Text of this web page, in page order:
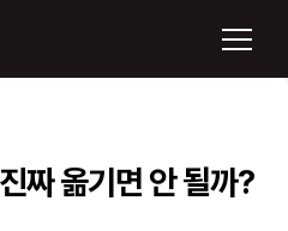
짜 옮기면 안 될까?